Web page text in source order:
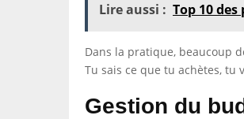
Lire aussi : Top 10
Dans la pratique, beaucoup
Tu sais ce que tu achètes, tu
Gestion du